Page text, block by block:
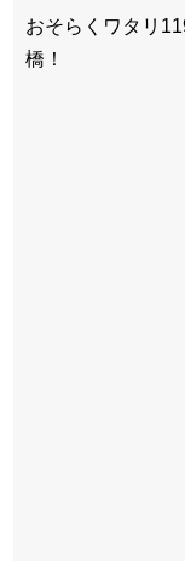
おそらくワタリ
橋！